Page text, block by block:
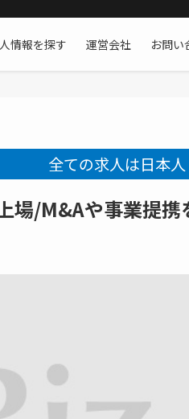
情報を探す 運営会社 お問い
全ての求人は日本
場/M&Aや事業提